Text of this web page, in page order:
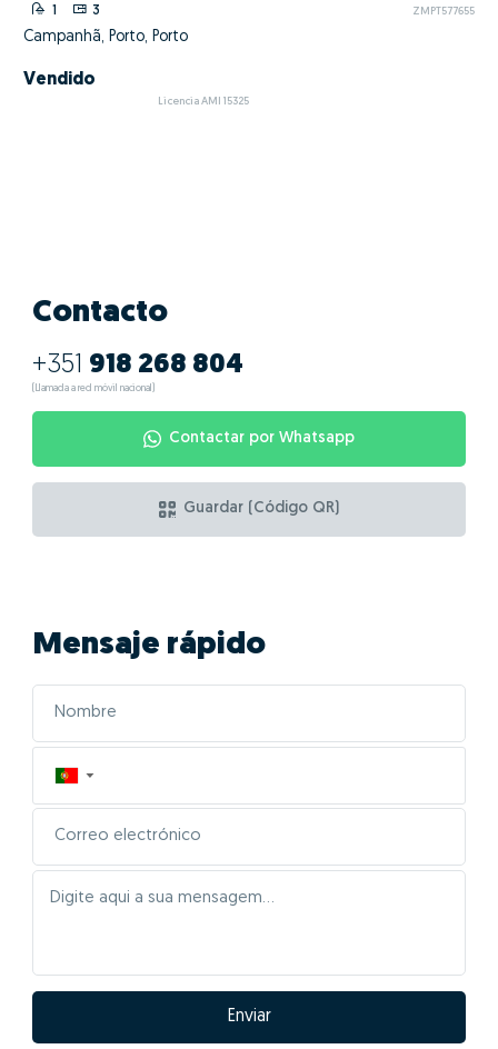
1 3 ZMPT577655
Campanhã, Porto, Porto
Vendido
Licencia AMI 15325
Contacto
+351 918 268 804
(Llamada a red móvil nacional)
Contactar por Whatsapp
Guardar (Código QR)
Mensaje rápido
▼
Enviar